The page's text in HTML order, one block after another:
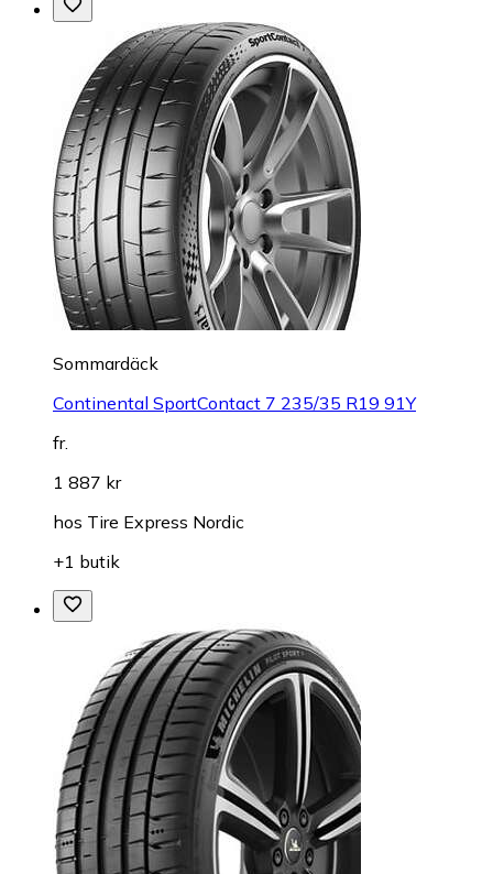
Sommardäck
Continental SportContact 7 235/35 R19 91Y
fr.
1 887 kr
hos Tire Express Nordic
+1 butik